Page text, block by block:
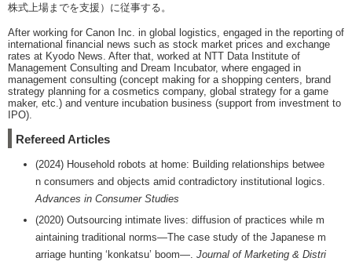
株式上場までを支援）に従事する。
After working for Canon Inc. in global logistics, engaged in the reporting of
international financial news such as stock market prices and exchange
rates at Kyodo News. After that, worked at NTT Data Institute of
Management Consulting and Dream Incubator, where engaged in
management consulting (concept making for a shopping centers, brand
strategy planning for a cosmetics company, global strategy for a game
maker, etc.) and venture incubation business (support from investment to
IPO).
Refereed Articles
(2024) Household robots at home: Building relationships betwee
n consumers and objects amid contradictory institutional logics.
Advances in Consumer Studies
(2020) Outsourcing intimate lives: diffusion of practices while m
aintaining traditional norms—The case study of the Japanese m
arriage hunting ‘konkatsu’ boom—. Journal of Marketing & Distri